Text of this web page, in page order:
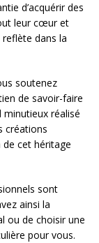
d’acquérir des
leur cœur et
dans la
soutenez
de savoir-faire
minutieux réalisé
créations
cet héritage
sont
ainsi la
ou de choisir une
pour vous.